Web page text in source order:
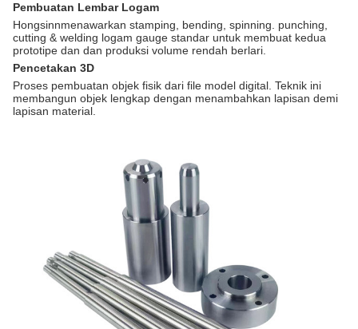
Pembuatan Lembar Logam
Hongsinnmenawarkan stamping, bending, spinning. punching,
cutting & welding logam gauge standar untuk membuat kedua
prototipe dan dan produksi volume rendah berlari.
Pencetakan 3D
Proses pembuatan objek fisik dari file model digital. Teknik ini
membangun objek lengkap dengan menambahkan lapisan demi
lapisan material.